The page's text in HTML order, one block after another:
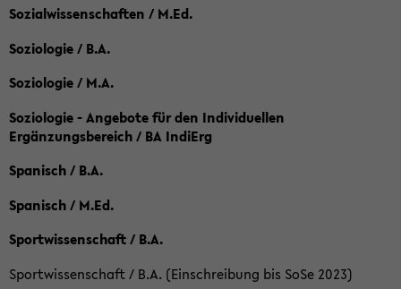
Sozialwissenschaften / M.Ed.
Soziologie / B.A.
Soziologie / M.A.
Soziologie - Angebote für den Individuellen
Ergänzungsbereich / BA IndiErg
Spanisch / B.A.
Spanisch / M.Ed.
Sportwissenschaft / B.A.
Sportwissenschaft / B.A. (Einschreibung bis SoSe 2023)